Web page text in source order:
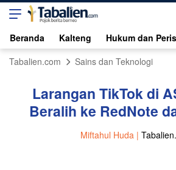
Beranda Kalteng Hukum dan
Tabalien.com
Sains dan Teknologi
Larangan TikTok di
Beralih ke RedNote
Miftahul Huda |